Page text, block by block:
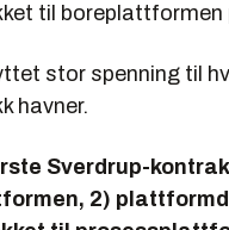
til boreplattformen
stor spenning til
havner.
Sverdrup-
2)